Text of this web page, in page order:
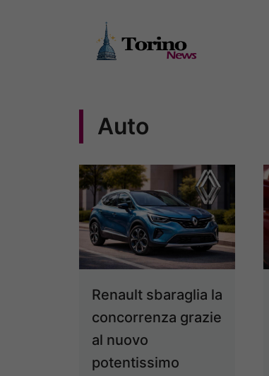
Auto
Renault sbaraglia la
concorrenza grazie
al nuovo
potentissimo